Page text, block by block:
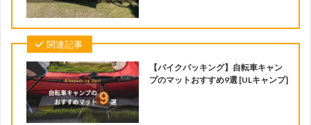
関連記事
【バイクパッキング】自転車キャン
プのマットおすすめ9選 [ULキャンプ]